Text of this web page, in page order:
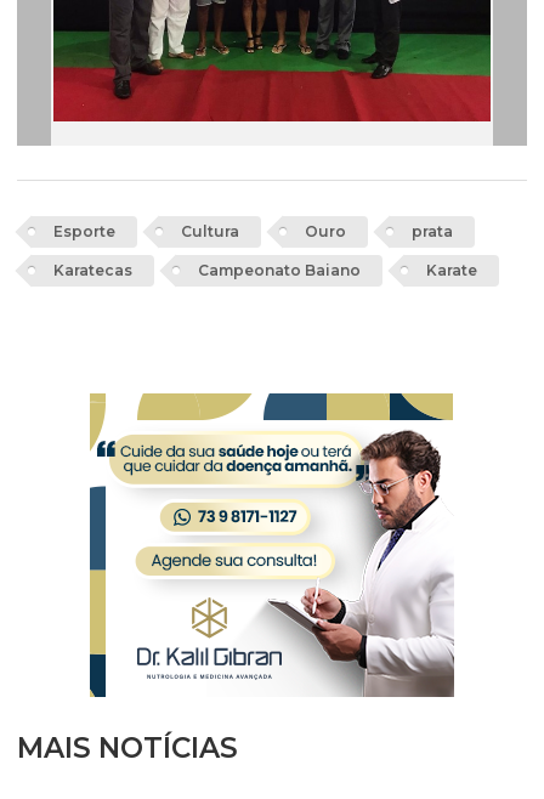
Esporte Cultura Ouro prata
Karatecas Campeonato Baiano Karate
MAIS NOTÍCIAS